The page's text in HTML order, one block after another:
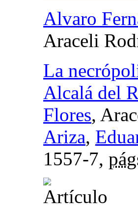
Alvaro
Araceli
La
Alcalá del
Flores,
Ariza,
1557-7,